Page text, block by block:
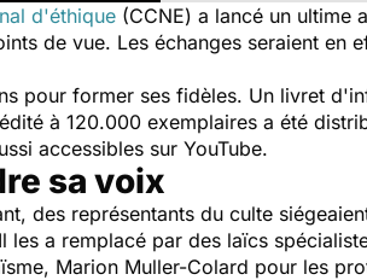
d'éthique (CCNE) a lancé un ultime
de vue. Les échanges seraient en
pour former ses fidèles. Un livret
à 120.000 exemplaires a été
accessibles sur YouTube.
sa voix
des représentants du culte
les a remplacé par des laïcs
Marion Muller-Colard pour les